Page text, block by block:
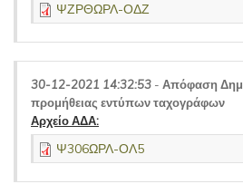
ΨΖΡΘΩΡΛ-ΟΔΖ
30-12-2021 14:32:53 - Απόφαση
προμήθειας εντύπων ταχογράφων
Αρχείο ΑΔΑ:
Ψ306ΩΡΛ-ΟΛ5